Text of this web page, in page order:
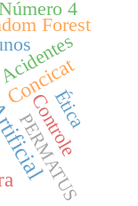
Concicat
Forest
4
Controle
Ética
PERMATUS